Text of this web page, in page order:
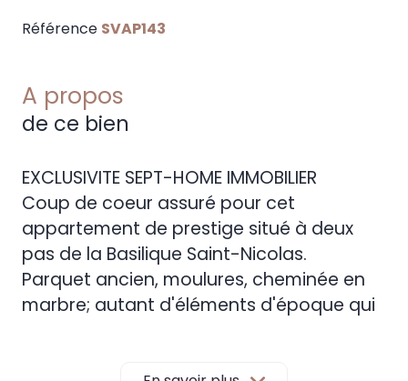
Référence SVAP143
A propos
de ce bien
EXCLUSIVITE SEPT-HOME IMMOBILIER
Coup de coeur assuré pour cet
appartement de prestige situé à deux
pas de la Basilique Saint-Nicolas.
Parquet ancien, moulures, cheminée en
marbre; autant d'éléments d'époque qui